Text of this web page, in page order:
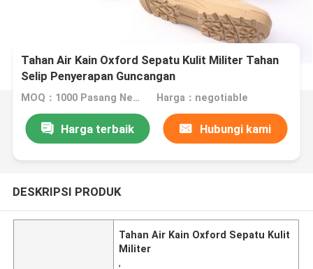
Tahan Air Kain Oxford Sepatu Kulit Militer Tahan
Selip Penyerapan Guncangan
MOQ：1000 Pasang Nego Harga：negotiable
Harga terbaik Hubungi kami
DESKRIPSI PRODUK
Tahan Air Kain Oxford Sepatu Kulit
Militer
,